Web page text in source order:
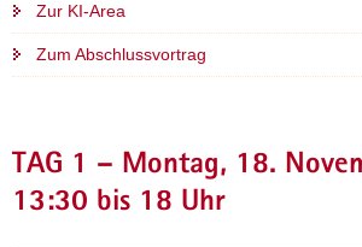
Zur KI-Area
Zum Abschlussvortrag
TAG 1 – Montag, 18.
13:30 bis 18 Uhr